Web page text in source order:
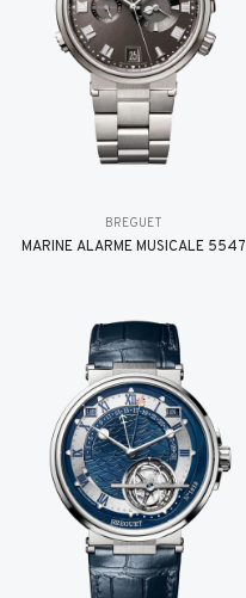
BREGUET
MARINE ALARME MUSICALE 5547